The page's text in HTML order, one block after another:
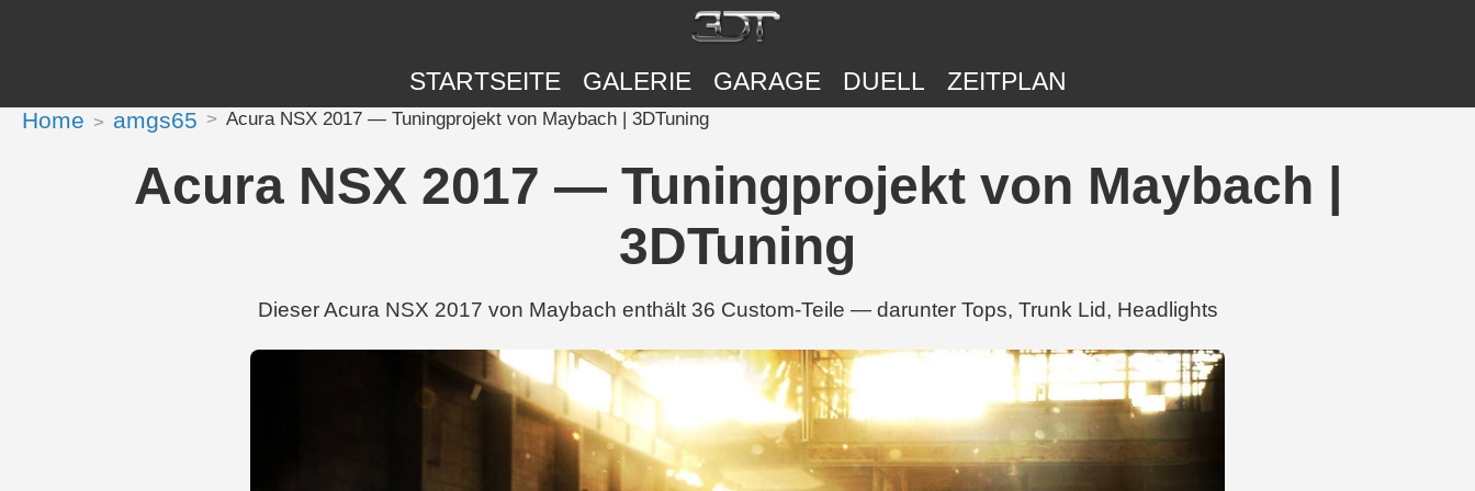
STARTSEITE GALERIE GARAGE DUELL ZEITPLAN
Home amgs65 Acura NSX 2017 — Tuningprojekt von Maybach | 3DTuning
Acura NSX 2017 — Tuningprojekt von Maybach |
3DTuning
Dieser Acura NSX 2017 von Maybach enthält 36 Custom-Teile — darunter Tops, Trunk Lid, Headlights